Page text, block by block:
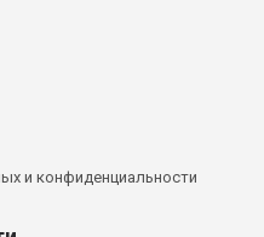
и конфиденциальности